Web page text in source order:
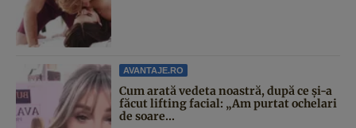
AVANTAJE.RO
Cum arată vedeta noastră, după ce și-a
făcut lifting facial: „Am purtat ochelari
de soare...